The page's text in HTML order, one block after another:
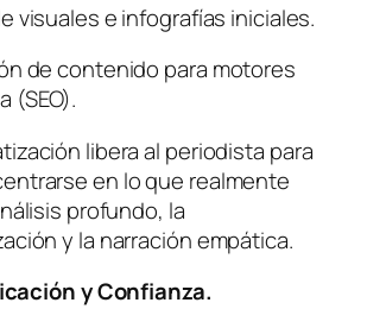
visuales e infografías iniciales.
de contenido para motores
(SEO).
libera al periodista para
en lo que realmente
profundo, la
y la narración empática.
y Confianza.